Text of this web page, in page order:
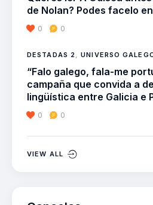
de Nolan? Podes facelo
0 0
DESTADAS 2,UNIVERSO
“Falo galego, fala-me
campaña que convida a
lingüística entre Galicia e
0 0
VIEW ALL